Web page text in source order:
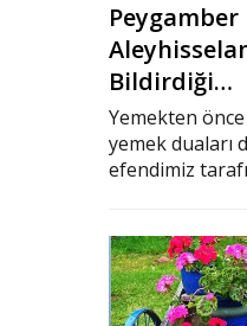
Bildirdiği…
Yemekten
yemek duaları
efendimiz